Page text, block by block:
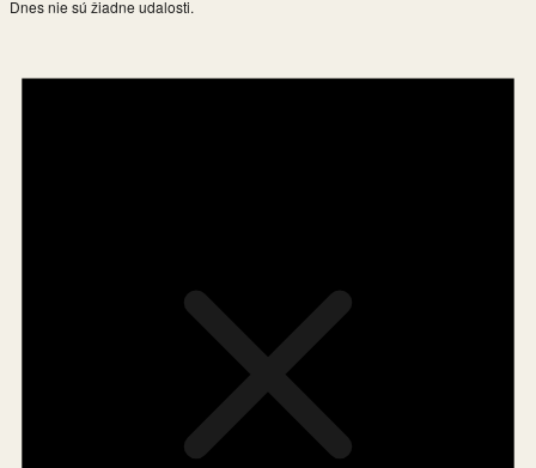
Dnes nie sú žiadne udalosti.